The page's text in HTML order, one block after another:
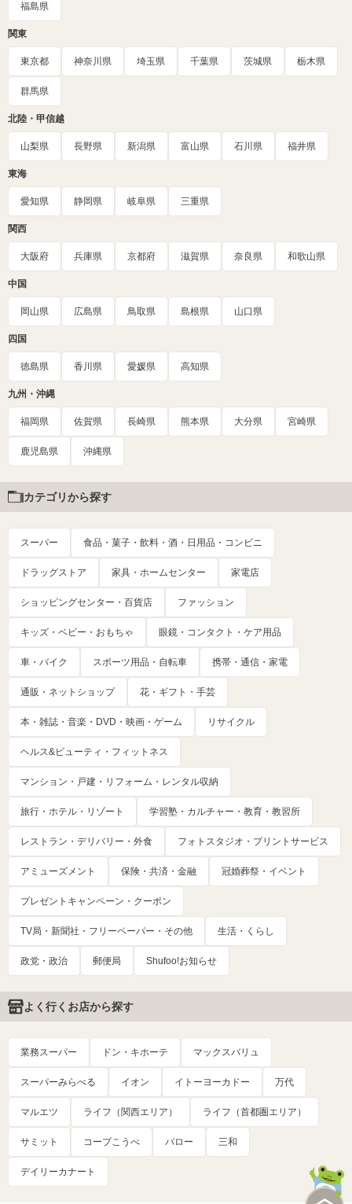
福島県
関東
東京都 神奈川県 埼玉県 千葉県 茨城県 栃木県
群馬県
北陸・甲信越
山梨県 長野県 新潟県 富山県 石川県 福井県
東海
愛知県 静岡県 岐阜県 三重県
関西
大阪府 兵庫県 京都府 滋賀県 奈良県 和歌山県
中国
岡山県 広島県 鳥取県 島根県 山口県
四国
徳島県 香川県 愛媛県 高知県
九州・沖縄
福岡県 佐賀県 長崎県 熊本県 大分県 宮崎県
鹿児島県 沖縄県
カテゴリから探す
スーパー 食品・菓子・飲料・酒・日用品・コンビニ
ドラッグストア 家具・ホームセンター 家電店
ショッピングセンター・百貨店 ファッション
キッズ・ベビー・おもちゃ 眼鏡・コンタクト・ケア用品
車・バイク スポーツ用品・自転車 携帯・通信・家電
通販・ネットショップ 花・ギフト・手芸
本・雑誌・音楽・DVD・映画・ゲーム リサイクル
ヘルス&ビューティ・フィットネス
マンション・戸建・リフォーム・レンタル収納
旅行・ホテル・リゾート 学習塾・カルチャー・教育・教習所
レストラン・デリバリー・外食 フォトスタジオ・プリントサービス
アミューズメント 保険・共済・金融 冠婚葬祭・イベント
プレゼントキャンペーン・クーポン
TV局・新聞社・フリーペーパー・その他 生活・くらし
政党・政治 郵便局 Shufoo!お知らせ
よく行くお店から探す
業務スーパー ドン・キホーテ マックスバリュ
スーパーみらべる イオン イトーヨーカドー 万代
マルエツ ライフ（関西エリア） ライフ（首都圏エリア）
サミット コープこうべ バロー 三和
デイリーカナート